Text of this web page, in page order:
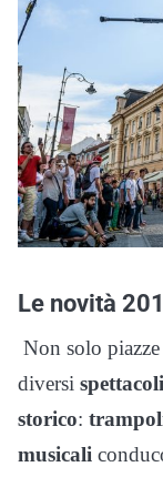
Le novità
Non solo
diversi
storico:
musicali